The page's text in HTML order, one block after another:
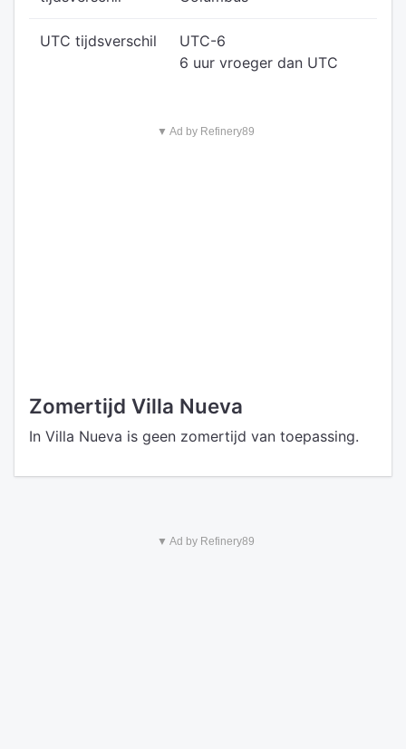
UTC tijdsverschil
UTC-6
6 uur vroeger dan UTC
▼ Ad by Refinery89
Zomertijd Villa Nueva
In Villa Nueva is geen zomertijd van toepassing.
▼ Ad by Refinery89